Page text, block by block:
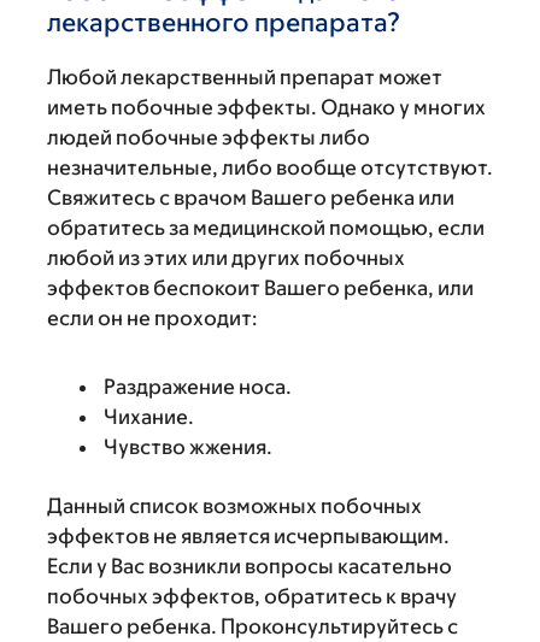
лекарственного препарата?
Любой лекарственный препарат может
иметь побочные эффекты. Однако у многих
людей побочные эффекты либо
незначительные, либо вообще отсутствуют.
Свяжитесь с врачом Вашего ребенка или
обратитесь за медицинской помощью, если
любой из этих или других побочных
эффектов беспокоит Вашего ребенка, или
если он не проходит:
Раздражение носа.
Чихание.
Чувство жжения.
Данный список возможных побочных
эффектов не является исчерпывающим.
Если у Вас возникли вопросы касательно
побочных эффектов, обратитесь к врачу
Вашего ребенка. Проконсультируйтесь с